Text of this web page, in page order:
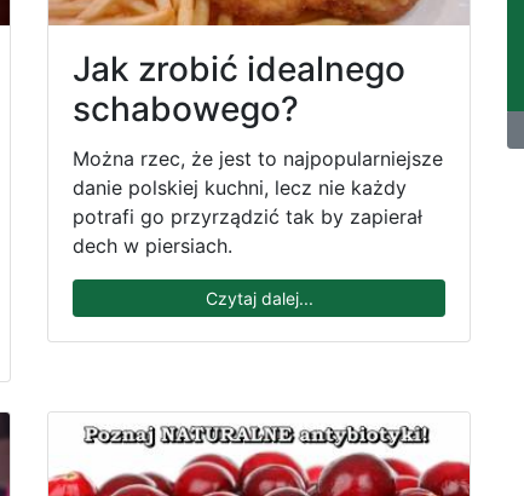
Jak zrobić idealnego
schabowego?
Można rzec, że jest to najpopularniejsze
danie polskiej kuchni, lecz nie każdy
potrafi go przyrządzić tak by zapierał
dech w piersiach.
Czytaj dalej...